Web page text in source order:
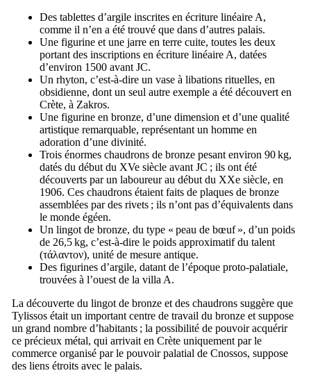
Des tablettes d’argile inscrites en écriture linéaire A,
comme il n’en a été trouvé que dans d’autres palais.
Une figurine et une jarre en terre cuite, toutes les deux
portant des inscriptions en écriture linéaire A, datées
d’environ 1500 avant JC.
Un rhyton, c’est-à-dire un vase à libations rituelles, en
obsidienne, dont un seul autre exemple a été découvert en
Crète, à Zakros.
Une figurine en bronze, d’une dimension et d’une qualité
artistique remarquable, représentant un homme en
adoration d’une divinité.
Trois énormes chaudrons de bronze pesant environ 90 kg,
datés du début du XVe siècle avant JC ; ils ont été
découverts par un laboureur au début du XXe siècle, en
1906. Ces chaudrons étaient faits de plaques de bronze
assemblées par des rivets ; ils n’ont pas d’équivalents dans
le monde égéen.
Un lingot de bronze, du type « peau de bœuf », d’un poids
de 26,5 kg, c’est-à-dire le poids approximatif du talent
(τάλαντον), unité de mesure antique.
Des figurines d’argile, datant de l’époque proto-palatiale,
trouvées à l’ouest de la villa A.
La découverte du lingot de bronze et des chaudrons suggère que
Tylissos était un important centre de travail du bronze et suppose
un grand nombre d’habitants ; la possibilité de pouvoir acquérir
ce précieux métal, qui arrivait en Crète uniquement par le
commerce organisé par le pouvoir palatial de Cnossos, suppose
des liens étroits avec le palais.